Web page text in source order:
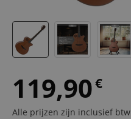
119,90€
Alle prijzen zijn inclusief btw